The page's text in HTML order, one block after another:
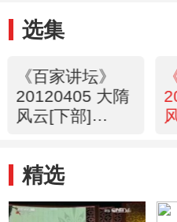
选集
《百家讲坛》
20120405 大隋
风云[下部]
精选